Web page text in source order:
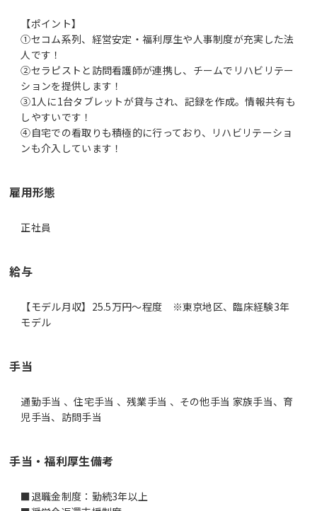
【ポイント】
①セコム系列、経営安定・福利厚生や人事制度が充実した法
人です！
②セラピストと訪問看護師が連携し、チームでリハビリテー
ションを提供します！
③1人に1台タブレットが貸与され、記録を作成。情報共有も
しやすいです！
④自宅での看取りも積極的に行っており、リハビリテーショ
ンも介入しています！
雇用形態
正社員
給与
【モデル月収】25.5万円〜程度 ※東京地区、臨床経験3年
モデル
手当
通勤手当 、住宅手当 、残業手当 、その他手当 家族手当、育
児手当、訪問手当
手当・福利厚生備考
■退職金制度：勤続3年以上